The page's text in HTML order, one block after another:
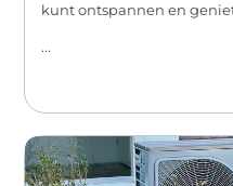
kunt ontspannen en
...